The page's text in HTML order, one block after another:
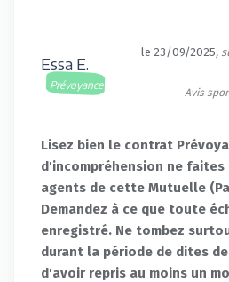
Essa E.
Prévoyance
le 23/09/2025,
Avis
Lisez bien le contrat
d'incompréhension ne faites
agents de cette Mutuelle
Demandez à ce que toute
enregistré. Ne tombez
durant la période de dites
d'avoir repris au moins un